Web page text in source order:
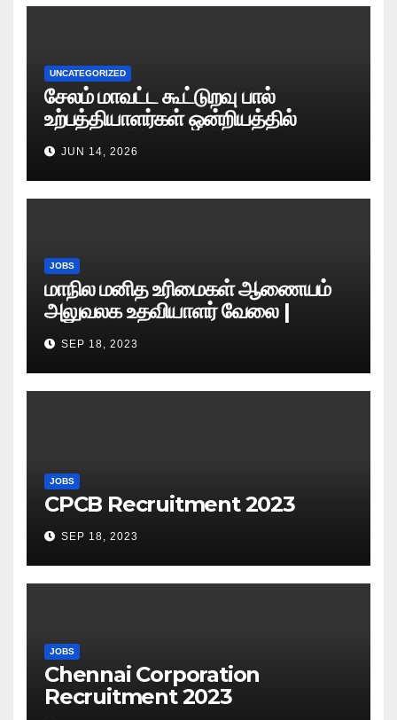
UNCATEGORIZED
சேலம் மாவட்ட கூட்டுறவு பால்
உற்பத்தியாளர்கள் ஒன்றியத்தில்
வேலைவாய்ப்பு அறிவிப்பு 2026
JUN 14, 2026
JOBS
மாநில மனித உரிமைகள் ஆணையம்
அலுவலக உதவியாளர் வேலை |
எழுத்துத் தேர்வு தேதி அறிவிப்பு..?
SEP 18, 2023
JOBS
CPCB Recruitment 2023
SEP 18, 2023
JOBS
Chennai Corporation
Recruitment 2023